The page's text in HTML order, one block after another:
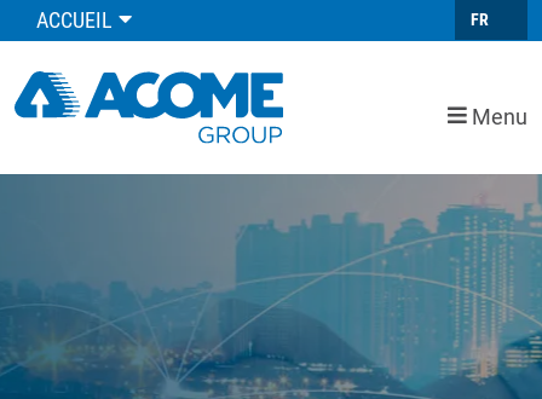
ACCUEIL FR
Menu